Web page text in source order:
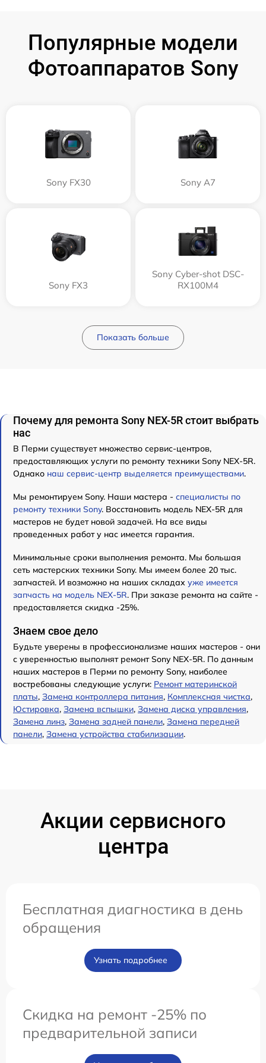
Популярные модели
Фотоаппаратов Sony
Sony FX30 Sony A7
Sony FX3
Sony Cyber-shot DSC-
RX100M4
Показать больше
Почему для ремонта Sony NEX-5R стоит выбрать
нас
В Перми существует множество сервис-центров,
предоставляющих услуги по ремонту техники Sony NEX-5R.
Однако наш сервис-центр выделяется преимуществами.
Мы ремонтируем Sony. Наши мастера - специалисты по
ремонту техники Sony. Восстановить модель NEX-5R для
мастеров не будет новой задачей. На все виды
проведенных работ у нас имеется гарантия.
Минимальные сроки выполнения ремонта. Мы большая
сеть мастерских техники Sony. Мы имеем более 20 тыс.
запчастей. И возможно на наших складах уже имеется
запчасть на модель NEX-5R. При заказе ремонта на сайте -
предоставляется скидка -25%.
Знаем свое дело
Будьте уверены в профессионализме наших мастеров - они
с уверенностью выполнят ремонт Sony NEX-5R. По данным
наших мастеров в Перми по ремонту Sony, наиболее
востребованы следующие услуги: Ремонт материнской
платы, Замена контроллера питания, Комплексная чистка,
Юстировка, Замена вспышки, Замена диска управления,
Замена линз, Замена задней панели, Замена передней
панели, Замена устройства стабилизации.
Акции сервисного
центра
Бесплатная диагностика в день
обращения
Узнать подробнее
Скидка на ремонт -25% по
предварительной записи